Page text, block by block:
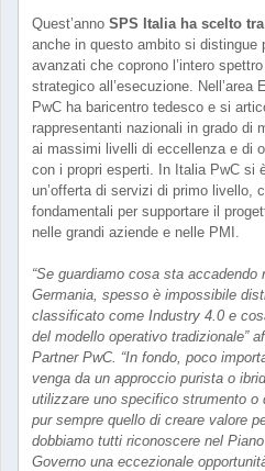
Quest’anno SPS Italia ha scelto
anche in questo ambito si distingue
avanzati che coprono l’intero
strategico all’esecuzione. Nell’area
PwC ha baricentro tedesco e si
rappresentanti nazionali in grado di
ai massimi livelli di eccellenza e di
con i propri esperti. In Italia PwC si
un’offerta di servizi di primo livello,
fondamentali per supportare il
nelle grandi aziende e nelle PMI.
“Se guardiamo cosa sta
Germania, spesso è impossibile
classificato come Industry 4.0 e
del modello operativo tradizionale”
Partner PwC. “In fondo, poco
venga da un approccio purista o
utilizzare uno specifico strumento
pur sempre quello di creare valore
dobbiamo tutti riconoscere nel
Governo una eccezionale